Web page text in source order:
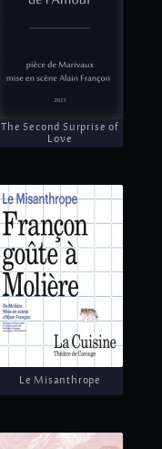
The Second Surprise of
Love
Le Misanthrope